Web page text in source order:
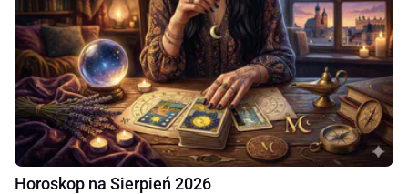
Horoskop na Sierpień 2026